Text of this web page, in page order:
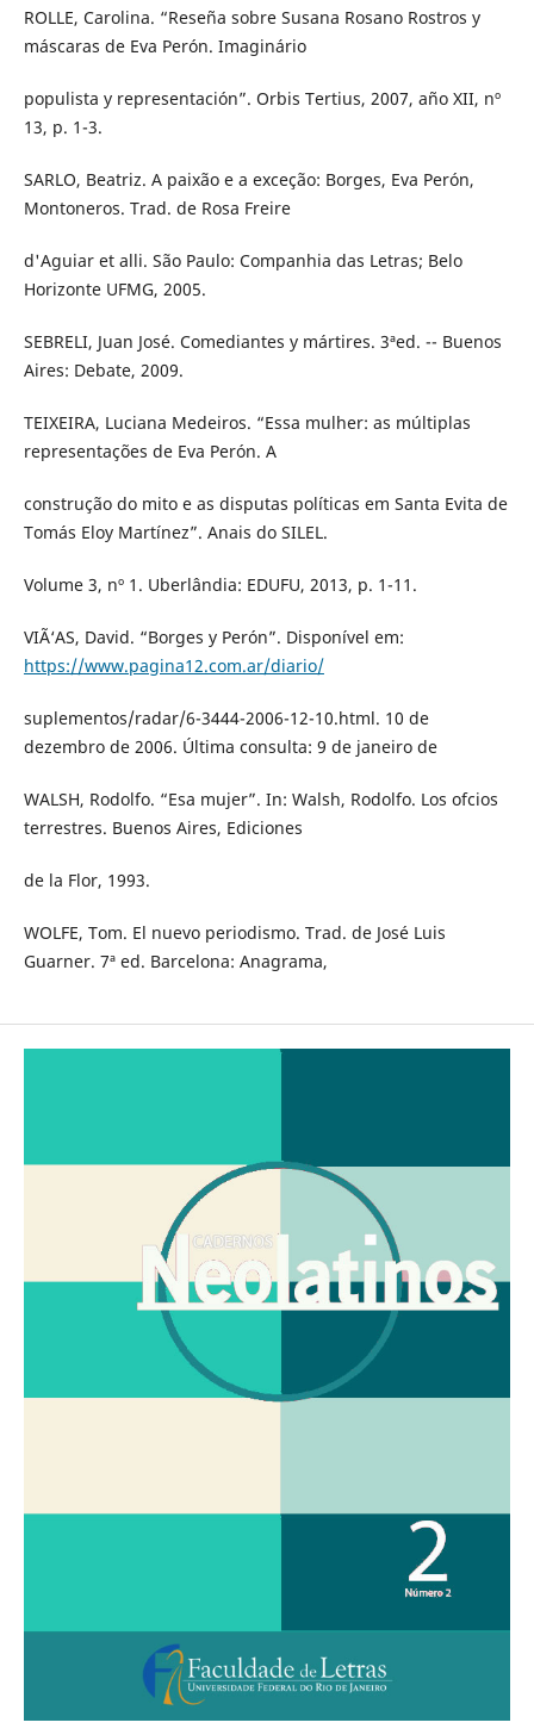
ROLLE, Carolina. “Reseña sobre Susana Rosano Rostros y
máscaras de Eva Perón. Imaginário
populista y representación”. Orbis Tertius, 2007, año XII, nº
13, p. 1-3.
SARLO, Beatriz. A paixão e a exceção: Borges, Eva Perón,
Montoneros. Trad. de Rosa Freire
d'Aguiar et alli. São Paulo: Companhia das Letras; Belo
Horizonte UFMG, 2005.
SEBRELI, Juan José. Comediantes y mártires. 3ªed. -- Buenos
Aires: Debate, 2009.
TEIXEIRA, Luciana Medeiros. “Essa mulher: as múltiplas
representações de Eva Perón. A
construção do mito e as disputas políticas em Santa Evita de
Tomás Eloy Martínez”. Anais do SILEL.
Volume 3, nº 1. Uberlândia: EDUFU, 2013, p. 1-11.
VIÃ‘AS, David. “Borges y Perón”. Disponível em:
https://www.pagina12.com.ar/diario/
suplementos/radar/6-3444-2006-12-10.html. 10 de
dezembro de 2006. Última consulta: 9 de janeiro de
WALSH, Rodolfo. “Esa mujer”. In: Walsh, Rodolfo. Los ofcios
terrestres. Buenos Aires, Ediciones
de la Flor, 1993.
WOLFE, Tom. El nuevo periodismo. Trad. de José Luis
Guarner. 7ª ed. Barcelona: Anagrama,